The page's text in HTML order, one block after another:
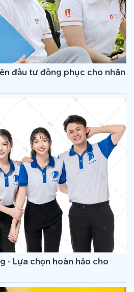
đầu tư đồng phục cho nhân
- Lựa chọn hoàn hảo cho